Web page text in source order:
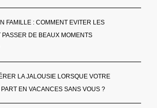
FAMILLE : COMMENT EVITER LES
PASSER DE BEAUX MOMENTS
LA JALOUSIE LORSQUE VOTRE
EN VACANCES SANS VOUS ?